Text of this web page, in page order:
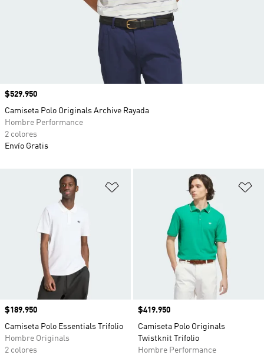
Añadir a la lista de deseos
Precio
$189.950
Camiseta Polo Essentials Trifolio
Hombre Originals
2 colores
Precio
$419.950
Camiseta Polo Originals
Twistknit Trifolio
Hombre Performance
Precio
$529.950
Camiseta Polo Originals Archive Rayada
Hombre Performance
2 colores
Envío Gratis